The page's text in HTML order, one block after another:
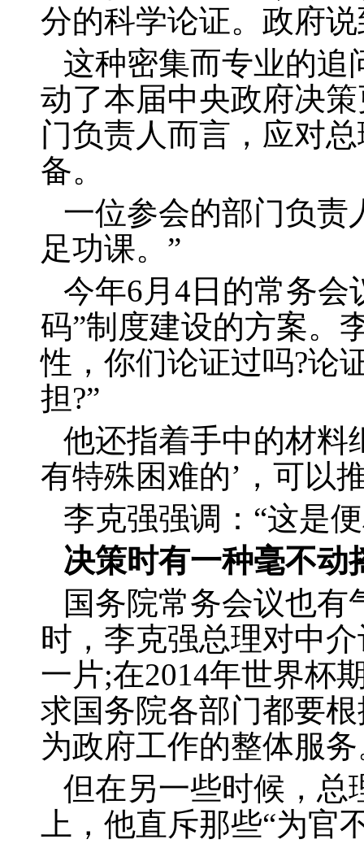
分的科学论证。政府
这种密集而专业的追
动了本届中央政府决
门负责人而言，应对
备。
一位参会的部门负责
足功课。”
今年6月 4 日的常务
码”制度建设的方案。
性，你们论证过吗?论
担?”
他还指着手中的材料
有特殊困难的’，可以
李克强强调：“这是
决策时有一种毫不动
国务院常务会议也
时，李克强总理对中
一片;在2014年世界杯
求国务院各部门都要
为政府工作的整体服
但在另一些时候，总
上，他直斥那些“为官